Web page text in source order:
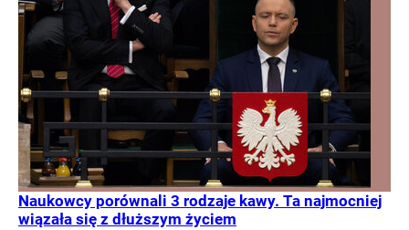
Naukowcy porównali 3 rodzaje kawy. Ta najmocniej
wiązała się z dłuższym życiem